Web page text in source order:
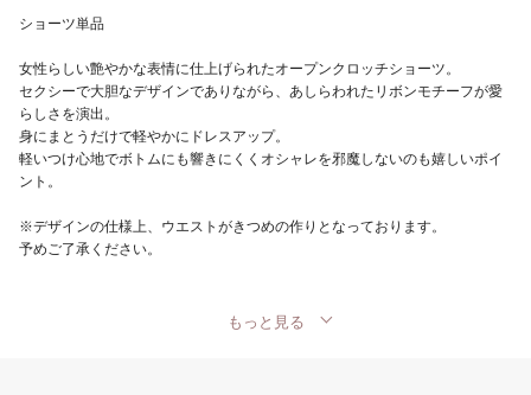
ショーツ単品
女性らしい艶やかな表情に仕上げられたオープンクロッチショーツ。
セクシーで大胆なデザインでありながら、あしらわれたリボンモチーフが愛
らしさを演出。
身にまとうだけで軽やかにドレスアップ。
軽いつけ心地でボトムにも響きにくくオシャレを邪魔しないのも嬉しいポイ
ント。
※デザインの仕様上、ウエストがきつめの作りとなっております。
予めご了承ください。
もっと見る